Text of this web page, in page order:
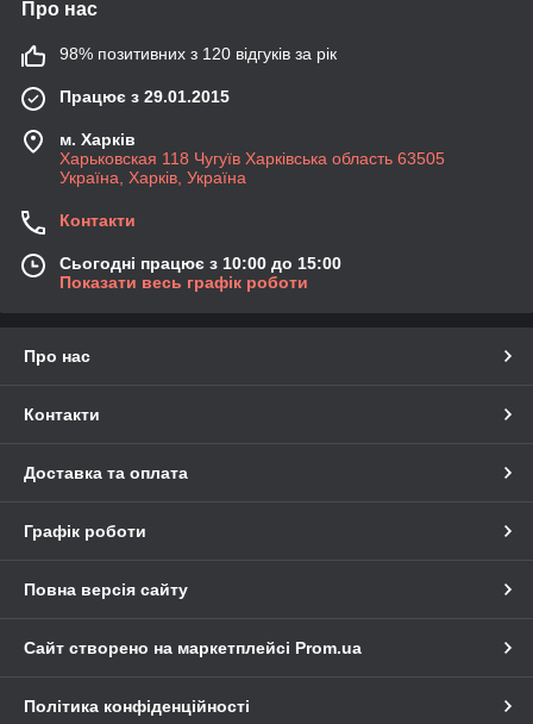
Про нас
98% позитивних з 120 відгуків за рік
Працює з 29.01.2015
м. Харків
Харьковская 118 Чугуїв Харківська область 63505
Україна, Харків, Україна
Контакти
Сьогодні працює з 10:00 до 15:00
Показати весь графік роботи
Про нас
Контакти
Доставка та оплата
Графік роботи
Повна версія сайту
Сайт створено на маркетплейсі Prom.ua
Політика конфіденційності